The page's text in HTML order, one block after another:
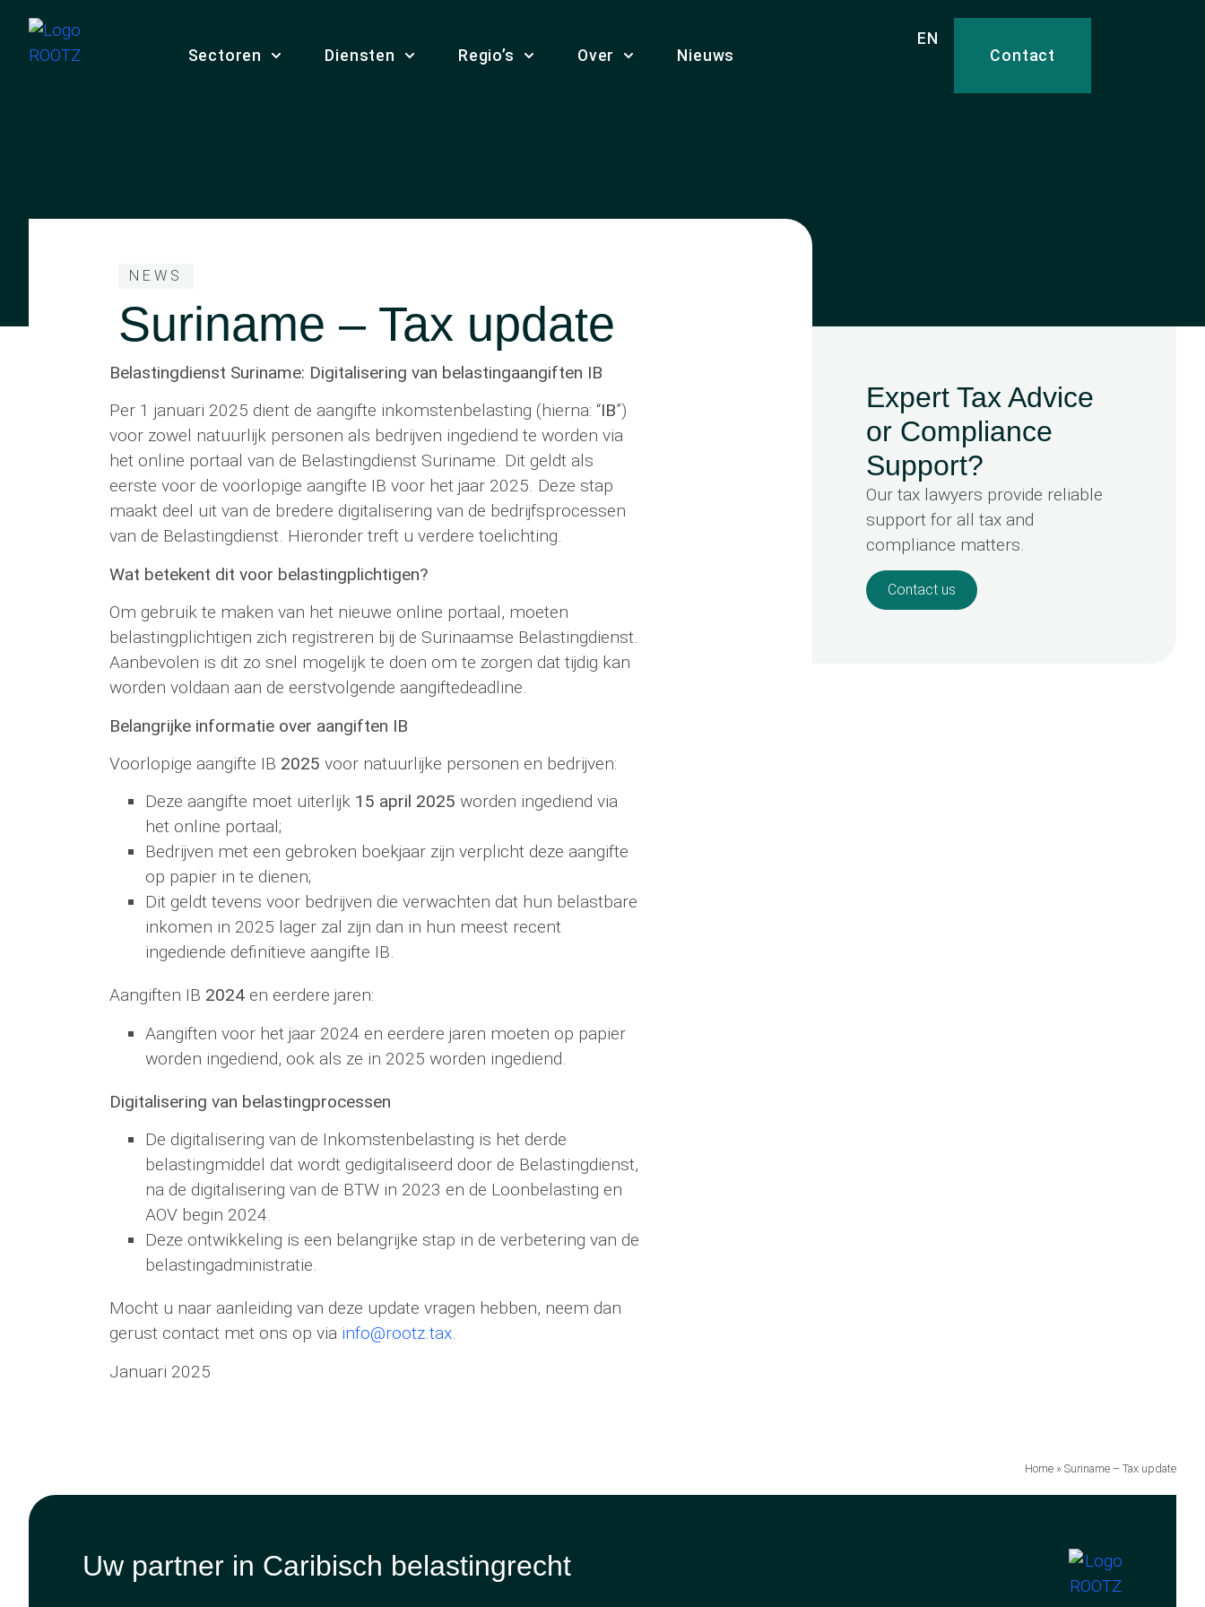
Sectoren Diensten Regio’s Over Nieuws
EN
Contact
NEWS
Suriname – Tax update
Belastingdienst Suriname: Digitalisering van belastingaangiften IB
Per 1 januari 2025 dient de aangifte inkomstenbelasting (hierna: “IB”)
voor zowel natuurlijk personen als bedrijven ingediend te worden via
het online portaal van de Belastingdienst Suriname. Dit geldt als
eerste voor de voorlopige aangifte IB voor het jaar 2025. Deze stap
maakt deel uit van de bredere digitalisering van de bedrijfsprocessen
van de Belastingdienst. Hieronder treft u verdere toelichting.
Wat betekent dit voor belastingplichtigen?
Om gebruik te maken van het nieuwe online portaal, moeten
belastingplichtigen zich registreren bij de Surinaamse Belastingdienst.
Aanbevolen is dit zo snel mogelijk te doen om te zorgen dat tijdig kan
worden voldaan aan de eerstvolgende aangiftedeadline.
Belangrijke informatie over aangiften IB
Voorlopige aangifte IB 2025 voor natuurlijke personen en bedrijven:
Deze aangifte moet uiterlijk 15 april 2025 worden ingediend via
het online portaal;
Bedrijven met een gebroken boekjaar zijn verplicht deze aangifte
op papier in te dienen;
Dit geldt tevens voor bedrijven die verwachten dat hun belastbare
inkomen in 2025 lager zal zijn dan in hun meest recent
ingediende definitieve aangifte IB.
Aangiften IB 2024 en eerdere jaren:
Aangiften voor het jaar 2024 en eerdere jaren moeten op papier
worden ingediend, ook als ze in 2025 worden ingediend.
Digitalisering van belastingprocessen
De digitalisering van de Inkomstenbelasting is het derde
belastingmiddel dat wordt gedigitaliseerd door de Belastingdienst,
na de digitalisering van de BTW in 2023 en de Loonbelasting en
AOV begin 2024.
Deze ontwikkeling is een belangrijke stap in de verbetering van de
belastingadministratie.
Mocht u naar aanleiding van deze update vragen hebben, neem dan
gerust contact met ons op via info@rootz.tax.
Januari 2025
Expert Tax Advice
or Compliance
Support?
Our tax lawyers provide reliable
support for all tax and
compliance matters.
Contact us
Home » Suriname – Tax update
Uw partner in Caribisch belastingrecht